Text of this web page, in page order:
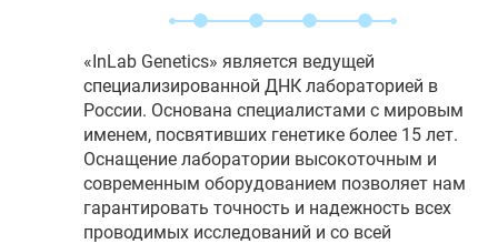
«InLab Genetics» является ведущей
специализированной ДНК лабораторией в
России. Основана специалистами с мировым
именем, посвятивших генетике более 15 лет.
Оснащение лаборатории высокоточным и
современным оборудованием позволяет нам
гарантировать точность и надежность всех
проводимых исследований и со всей